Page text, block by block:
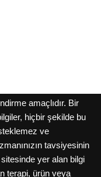
amaçlıdır. Bir
hiçbir şekilde bu
ve
tavsiyesinin
yer alan bilgi
terapi, ürün veya